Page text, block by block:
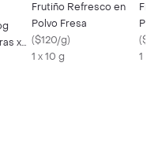
x
Frutiño Refresco en
Polvo Fresa
($120/g)
1 x 10 g
(
1 x